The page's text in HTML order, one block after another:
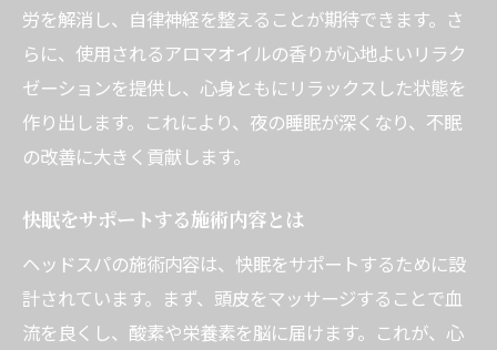
労を解消し、自律神経を整えることが期待できます。さ
らに、使用されるアロマオイルの香りが心地よいリラク
ゼーションを提供し、心身ともにリラックスした状態を
作り出します。これにより、夜の睡眠が深くなり、不眠
の改善に大きく貢献します。
快眠をサポートする施術内容とは
ヘッドスパの施術内容は、快眠をサポートするために設
計されています。まず、頭皮をマッサージすることで血
流を良くし、酸素や栄養素を脳に届けます。これが、心